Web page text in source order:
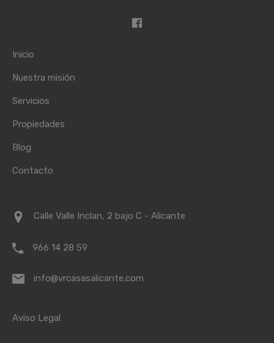
Inicio
Nuestra misión
Servicios
Propiedades
Blog
Contacto
Calle Valle Inclan, 2 bajo C - Alicante
966 14 28 59
info@vrcasasalicante.com
Aviso Legal